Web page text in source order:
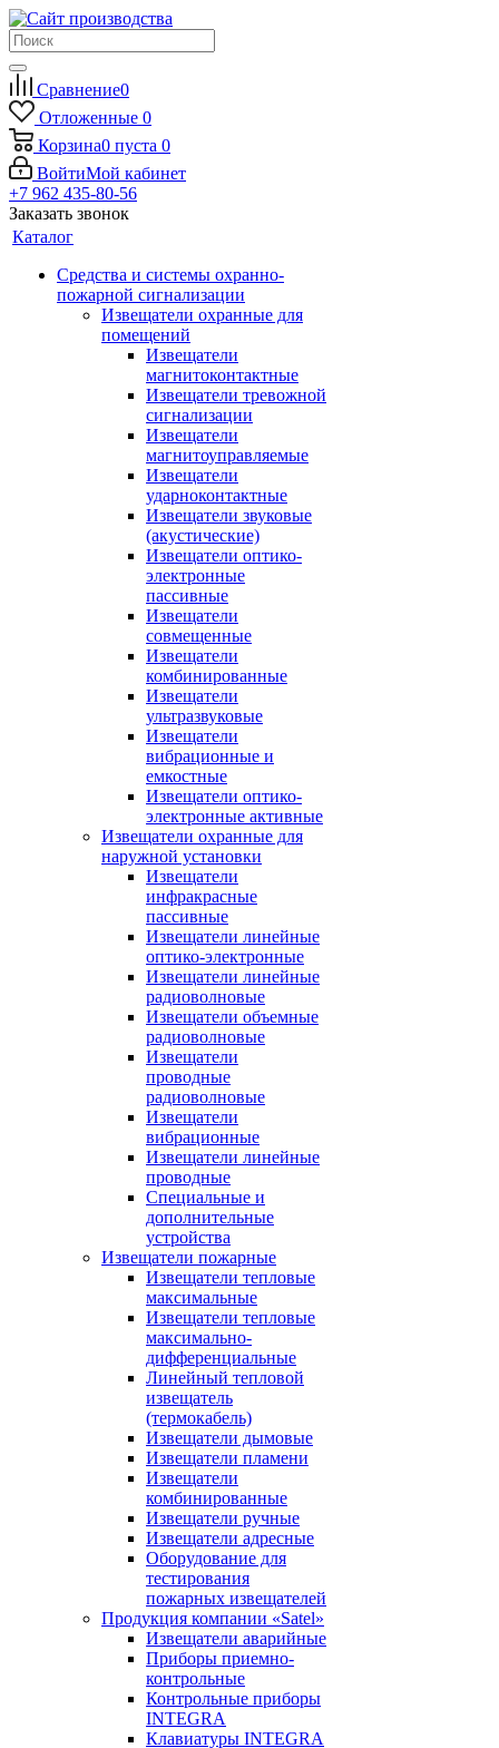
Сравнение0
Отложенные 0
Корзина0 пуста 0
ВойтиМой кабинет
+7 962 435-80-56
Заказать звонок
Каталог
Средства и системы охранно-
пожарной сигнализации
Извещатели охранные для
помещений
Извещатели
магнитоконтактные
Извещатели тревожной
сигнализации
Извещатели
магнитоуправляемые
Извещатели
ударноконтактные
Извещатели звуковые
(акустические)
Извещатели оптико-
электронные
пассивные
Извещатели
совмещенные
Извещатели
комбинированные
Извещатели
ультразвуковые
Извещатели
вибрационные и
емкостные
Извещатели оптико-
электронные активные
Извещатели охранные для
наружной установки
Извещатели
инфракрасные
пассивные
Извещатели линейные
оптико-электронные
Извещатели линейные
радиоволновые
Извещатели объемные
радиоволновые
Извещатели
проводные
радиоволновые
Извещатели
вибрационные
Извещатели линейные
проводные
Специальные и
дополнительные
устройства
Извещатели пожарные
Извещатели тепловые
максимальные
Извещатели тепловые
максимально-
дифференциальные
Линейный тепловой
извещатель
(термокабель)
Извещатели дымовые
Извещатели пламени
Извещатели
комбинированные
Извещатели ручные
Извещатели адресные
Оборудование для
тестирования
пожарных извещателей
Продукция компании «Satel»
Извещатели аварийные
Приборы приемно-
контрольные
Контрольные приборы
INTEGRA
Клавиатуры INTEGRA